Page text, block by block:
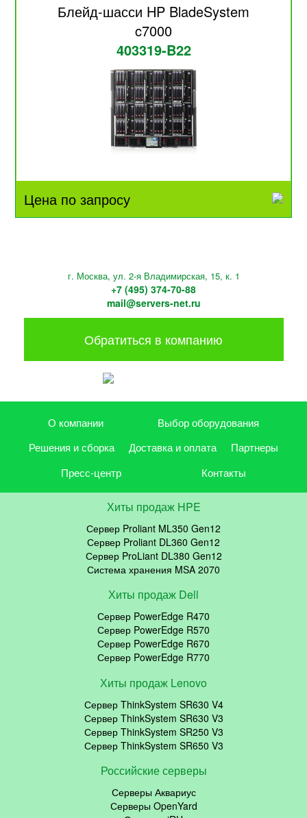
Блейд-шасси HP BladeSystem
c7000
403319-B22
Цена по запросу
г. Москва, ул. 2-я Владимирская, 15, к. 1
+7 (495) 374-70-88
mail@servers-net.ru
Обратиться в компанию
О компании
Выбор оборудования
Решения и сборка
Доставка и оплата
Партнеры
Пресс-центр
Контакты
Хиты продаж HPE
Сервер Proliant ML350 Gen12
Сервер Proliant DL360 Gen12
Сервер ProLiant DL380 Gen12
Система хранения MSA 2070
Хиты продаж Dell
Сервер PowerEdge R470
Сервер PowerEdge R570
Сервер PowerEdge R670
Сервер PowerEdge R770
Хиты продаж Lenovo
Сервер ThinkSystem SR630 V4
Сервер ThinkSystem SR630 V3
Сервер ThinkSystem SR250 V3
Сервер ThinkSystem SR650 V3
Российские серверы
Серверы Аквариус
Серверы OpenYard